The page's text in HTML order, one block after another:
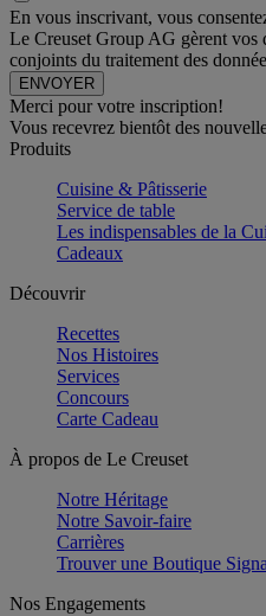
En vous inscrivant, vous
Le Creuset Group AG gèrent vos
conjoints du traitement des
Merci pour votre inscription!
Vous recevrez bientôt des
Produits
Cuisine & Pâtisserie
Service de table
Les indispensables de la
Cadeaux
Découvrir
Recettes
Nos Histoires
Services
Concours
Carte Cadeau
À propos de Le Creuset
Notre Héritage
Notre Savoir-faire
Carrières
Trouver une Boutique
Nos Engagements